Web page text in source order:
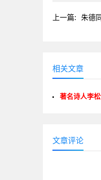
上一篇: 朱德
相关文章
著名诗人李
文章评论